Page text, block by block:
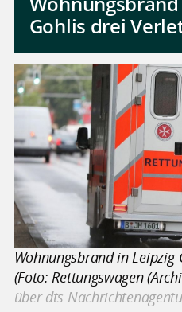
Gohlis drei
Wohnungsbrand in
(Foto: Rettungswagen
über dts